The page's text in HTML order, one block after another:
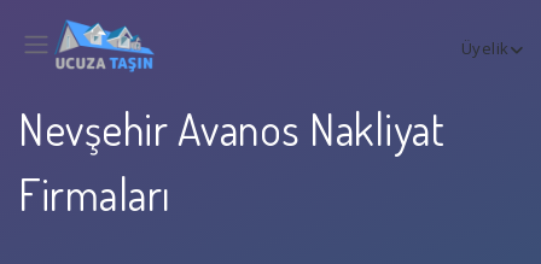
Üyelik
Nevşehir Avanos Nakliyat
Firmaları